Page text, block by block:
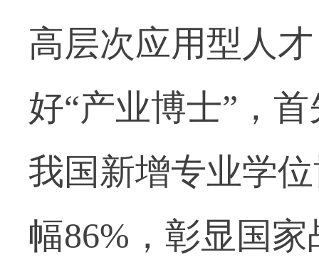
高层次应用型人
好“产业博士”，
我国新增专业学
幅86%，彰显国